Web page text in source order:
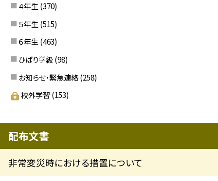
４年生 (370)
５年生 (515)
６年生 (463)
ひばり学級 (98)
お知らせ・緊急連絡 (258)
校外学習 (153)
配布文書
非常変災時における措置について